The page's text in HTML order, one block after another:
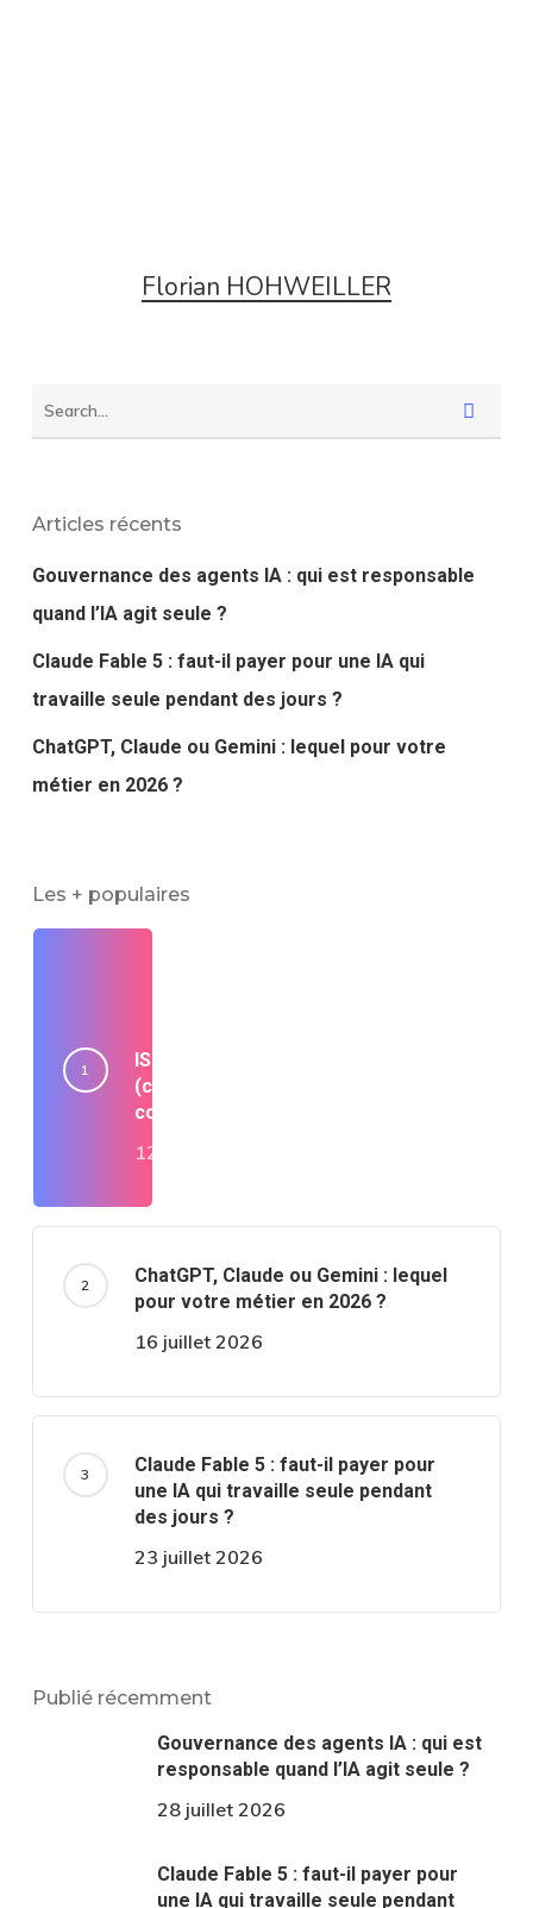
Florian HOHWEILLER
Articles récents
Gouvernance des agents IA : qui est responsable
quand l’IA agit seule ?
Claude Fable 5 : faut-il payer pour une IA qui
travaille seule pendant des jours ?
ChatGPT, Claude ou Gemini : lequel pour votre
métier en 2026 ?
Les + populaires
ISO 42001 : le guide complet 2026
(coût, délais, AI Act, par où
commencer)
12 juillet 2026
ChatGPT, Claude ou Gemini : lequel
pour votre métier en 2026 ?
16 juillet 2026
Claude Fable 5 : faut-il payer pour
une IA qui travaille seule pendant
des jours ?
23 juillet 2026
Publié récemment
Gouvernance des agents IA : qui est
responsable quand l’IA agit seule ?
28 juillet 2026
Claude Fable 5 : faut-il payer pour
une IA qui travaille seule pendant